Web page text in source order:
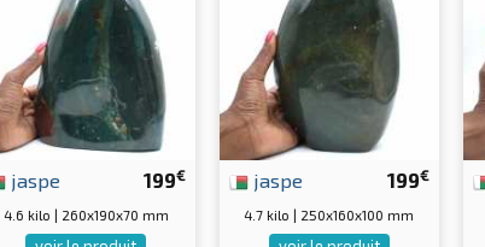
199€
jaspe
4.6 kilo | 260x190x70 mm
199€
jaspe
4.7 kilo | 250x160x100 mm